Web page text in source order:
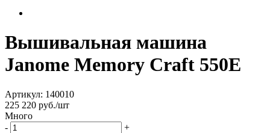
Вышивальная машина
Janome Memory Craft 550E
Артикул: 140010
225 220 руб./шт
Много
-
+